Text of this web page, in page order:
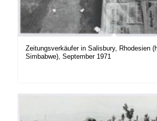
Zeitungsverkäufer in Salisbury, Rhodesien
Simbabwe), September 1971